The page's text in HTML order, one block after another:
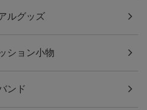
ルグッズ
ション小物
ンド